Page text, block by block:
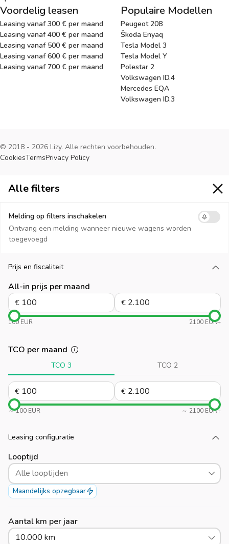
Voordelig leasen
Leasing vanaf 300 € per maand
Leasing vanaf 400 € per maand
Leasing vanaf 500 € per maand
Leasing vanaf 600 € per maand
Leasing vanaf 700 € per maand
Populaire Modellen
Peugeot 208
Škoda Enyaq
Tesla Model 3
Tesla Model Y
Polestar 2
Volkswagen ID.4
Mercedes EQA
Volkswagen ID.3
© 2018 - 2026 Lizy. Alle rechten voorbehouden.
CookiesTermsPrivacy Policy
Alle filters
Alle filters
Melding op filters inschakelen
Ontvang een melding wanneer nieuwe wagens worden
toegevoegd
Prijs en fiscaliteit
All-in prijs per maand
€ €
100 EUR 2100 EUR+
TCO per maand
TCO 3 TCO 2
€ €
～ 100 EUR ～ 2100 EUR+
Leasing configuratie
Looptijd
Alle looptijden
Maandelijks opzegbaar
Aantal km per jaar
10.000 km